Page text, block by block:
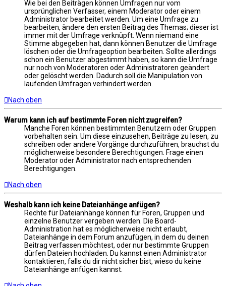
Wie bei den Beiträgen können Umfragen nur vom
ursprünglichen Verfasser, einem Moderator oder einem
Administrator bearbeitet werden. Um eine Umfrage zu
bearbeiten, ändere den ersten Beitrag des Themas; dieser ist
immer mit der Umfrage verknüpft. Wenn niemand eine
Stimme abgegeben hat, dann können Benutzer die Umfrage
löschen oder die Umfrageoption bearbeiten. Sollte allerdings
schon ein Benutzer abgestimmt haben, so kann die Umfrage
nur noch von Moderatoren oder Administratoren geändert
oder gelöscht werden. Dadurch soll die Manipulation von
laufenden Umfragen verhindert werden.
Nach oben
Warum kann ich auf bestimmte Foren nicht zugreifen?
Manche Foren können bestimmten Benutzern oder Gruppen
vorbehalten sein. Um diese einzusehen, Beiträge zu lesen, zu
schreiben oder andere Vorgänge durchzuführen, brauchst du
möglicherweise besondere Berechtigungen. Frage einen
Moderator oder Administrator nach entsprechenden
Berechtigungen.
Nach oben
Weshalb kann ich keine Dateianhänge anfügen?
Rechte für Dateianhänge können für Foren, Gruppen und
einzelne Benutzer vergeben werden. Die Board-
Administration hat es möglicherweise nicht erlaubt,
Dateianhänge in dem Forum anzufügen, in dem du deinen
Beitrag verfassen möchtest, oder nur bestimmte Gruppen
dürfen Dateien hochladen. Du kannst einen Administrator
kontaktieren, falls du dir nicht sicher bist, wieso du keine
Dateianhänge anfügen kannst.